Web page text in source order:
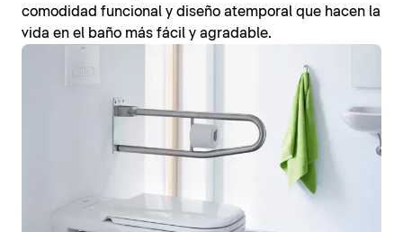
comodidad funcional y diseño atemporal que hacen la
vida en el baño más fácil y agradable.